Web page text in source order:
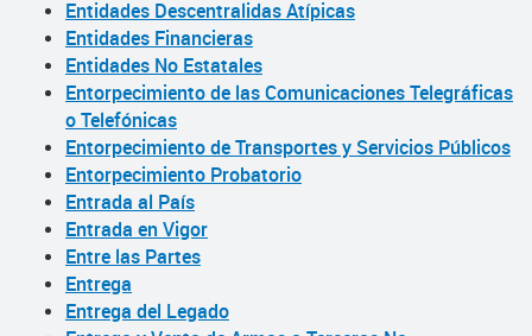
Entidades Descentralidas Atípicas
Entidades Financieras
Entidades No Estatales
Entorpecimiento de las Comunicaciones Telegráficas
o Telefónicas
Entorpecimiento de Transportes y Servicios Públicos
Entorpecimiento Probatorio
Entrada al País
Entrada en Vigor
Entre las Partes
Entrega
Entrega del Legado